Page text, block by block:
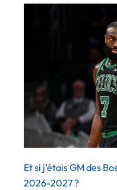
Et si j’étais GM des
2026-2027 ?